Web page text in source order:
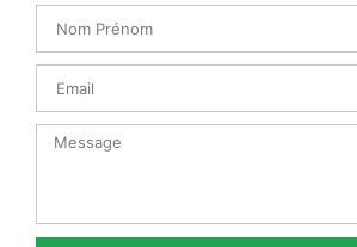
Prénom
Message